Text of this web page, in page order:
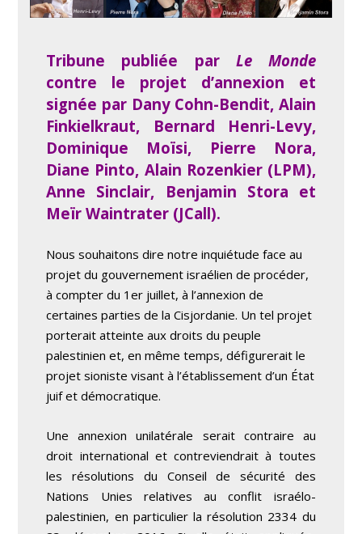
Tribune publiée par Le Monde
contre le projet d’annexion et
signée par Dany Cohn-Bendit, Alain
Finkielkraut, Bernard Henri-Levy,
Dominique Moïsi, Pierre Nora,
Diane Pinto, Alain Rozenkier (LPM),
Anne Sinclair, Benjamin Stora et
Meïr Waintrater (JCall).
Nous souhaitons dire notre inquiétude face au
projet du gouvernement israélien de procéder,
à compter du 1er juillet, à l’annexion de
certaines parties de la Cisjordanie. Un tel projet
porterait atteinte aux droits du peuple
palestinien et, en même temps, défigurerait le
projet sioniste visant à l’établissement d’un État
juif et démocratique.
Une annexion unilatérale serait contraire au
droit international et contreviendrait à toutes
les résolutions du Conseil de sécurité des
Nations Unies relatives au conflit israélo-
palestinien, en particulier la résolution 2334 du